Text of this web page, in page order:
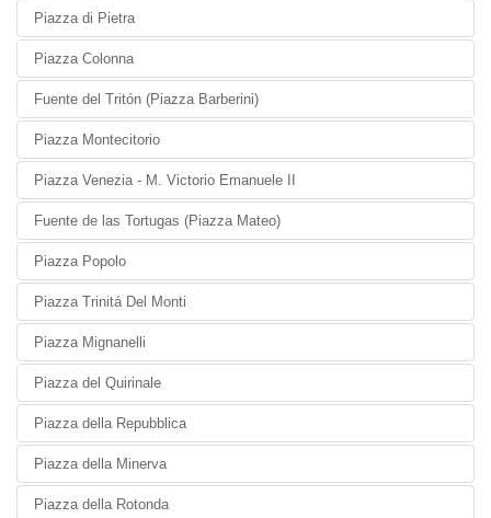
Piazza di Pietra
Piazza Colonna
Fuente del Tritón (Piazza Barberini)
Piazza Montecitorio
Piazza Venezia - M. Victorio Emanuele II
Fuente de las Tortugas (Piazza Mateo)
Piazza Popolo
Piazza Trinitá Del Monti
Piazza Mignanelli
Piazza del Quirinale
Piazza della Repubblica
Piazza della Minerva
Piazza della Rotonda